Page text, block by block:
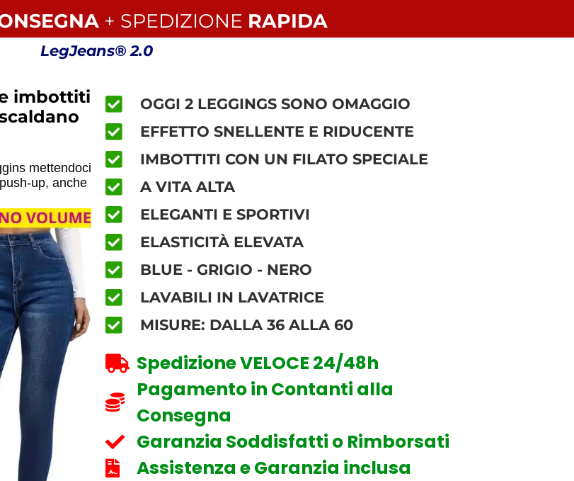
+ SPEDIZIONE RAPIDA
LegJeans® 2.0
imbottiti
mettendoci
up, anche
OGGI 2 LEGGINGS SONO OMAGGIO
EFFETTO SNELLENTE E RIDUCENTE
IMBOTTITI CON UN FILATO SPECIALE
A VITA ALTA
ELEGANTI E SPORTIVI
ELASTICITÀ ELEVATA
BLUE - GRIGIO - NERO
LAVABILI IN LAVATRICE
MISURE: DALLA 36 ALLA 60
Spedizione VELOCE 24/48h
Pagamento in Contanti alla
Consegna
Garanzia Soddisfatti o Rimborsati
Assistenza e Garanzia inclusa